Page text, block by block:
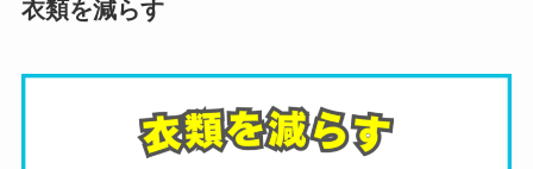
衣類を減らす